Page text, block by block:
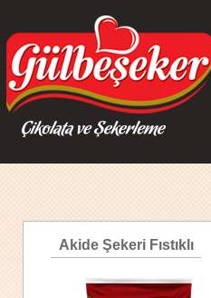
Akide Şekeri Fıstıklı